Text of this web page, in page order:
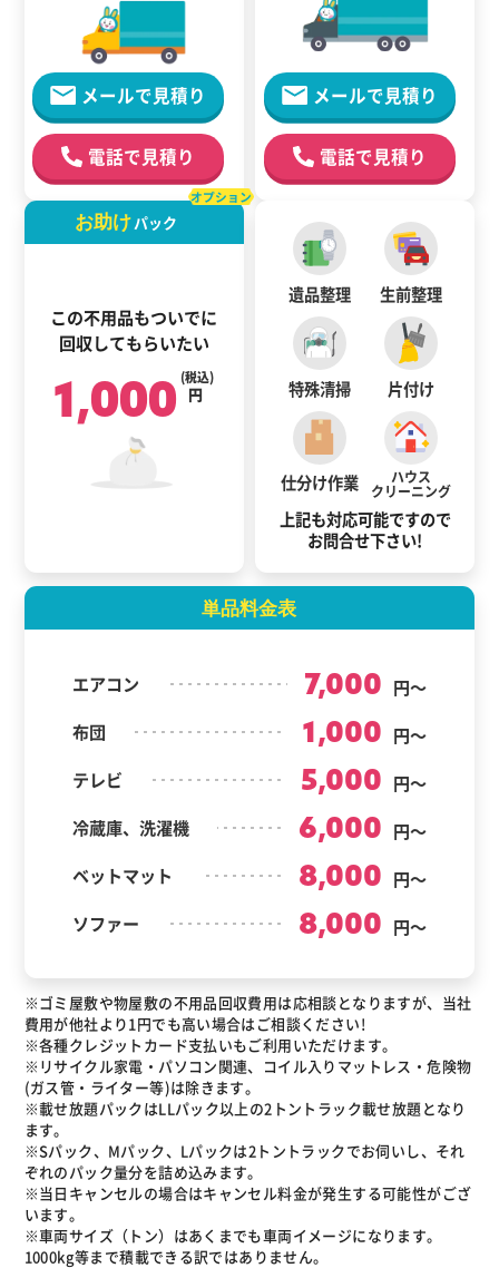
メールで見積り
電話で見積り
メールで見積り
電話で見積り
お助けパック
この不用品もついでに
回収してもらいたい
オプション
1,000 円
(税込)
遺品整理 生前整理
特殊清掃 片付け
仕分け作業 ハウス
クリーニング
上記も対応可能ですので
お問合せ下さい!
単品料金表
エアコン 7,000 円～
布団
1,000 円～
テレビ
5,000 円～
冷蔵庫、洗濯機
6,000 円～
ベットマット
8,000 円～
ソファー
8,000 円～
※ゴミ屋敷や物屋敷の不用品回収費用は応相談となりますが、当社
費用が他社より1円でも高い場合はご相談ください!
※各種クレジットカード支払いもご利用いただけます。
※リサイクル家電・パソコン関連、コイル入りマットレス・危険物
(ガス管・ライター等)は除きます。
※載せ放題パックはLLパック以上の2トントラック載せ放題となり
ます。
※Sパック、Mパック、Lパックは2トントラックでお伺いし、それ
ぞれのパック量分を詰め込みます。
※当日キャンセルの場合はキャンセル料金が発生する可能性がござ
います。
※車両サイズ（トン）はあくまでも車両イメージになります。
1000kg等まで積載できる訳ではありません。